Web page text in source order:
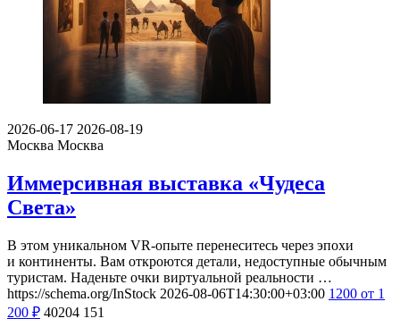
2026-06-17 2026-08-19
Москва Москва
Иммерсивная выставка «Чудеса
Света»
В этом уникальном VR-опыте перенеситесь через эпохи
и континенты. Вам откроются детали, недоступные обычным
туристам. Наденьте очки виртуальной реальности …
https://schema.org/InStock 2026-08-06T14:30:00+03:00 1200 от 1
200 ₽ 40204 151